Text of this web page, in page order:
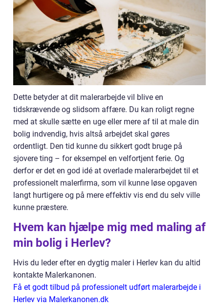
Dette betyder at dit malerarbejde vil blive en
tidskrævende og slidsom affære. Du kan roligt regne
med at skulle sætte en uge eller mere af til at male din
bolig indvendig, hvis altså arbejdet skal gøres
ordentligt. Den tid kunne du sikkert godt bruge på
sjovere ting – for eksempel en velfortjent ferie. Og
derfor er det en god idé at overlade malerarbejdet til et
professionelt malerfirma, som vil kunne løse opgaven
langt hurtigere og på mere effektiv vis end du selv ville
kunne præstere.
Hvem kan hjælpe mig med maling af
min bolig i Herlev?
Hvis du leder efter en dygtig maler i Herlev kan du altid
kontakte Malerkanonen.
Få et godt tilbud på professionelt udført malerarbejde i
Herlev via Malerkanonen.dk